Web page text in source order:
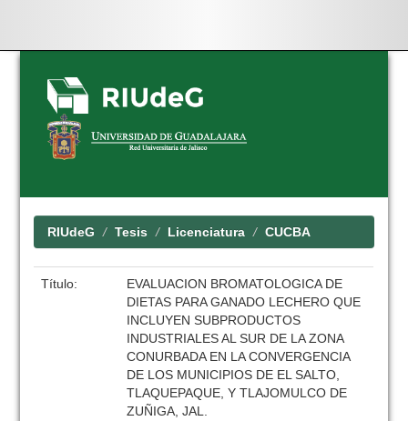
Skip
navigation
RIUdeG Tesis Licenciatura CUCBA
Título:
EVALUACION BROMATOLOGICA DE
DIETAS PARA GANADO LECHERO QUE
INCLUYEN SUBPRODUCTOS
INDUSTRIALES AL SUR DE LA ZONA
CONURBADA EN LA CONVERGENCIA
DE LOS MUNICIPIOS DE EL SALTO,
TLAQUEPAQUE, Y TLAJOMULCO DE
ZUÑIGA, JAL.